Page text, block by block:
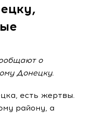
о
Донецку.
есть жертвы.
району, а